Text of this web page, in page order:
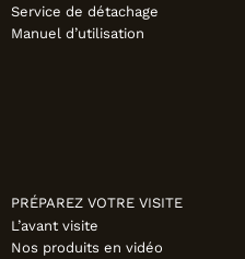
Service de détachage
Manuel d’utilisation
PRÉPAREZ VOTRE VISITE
L’avant visite
Nos produits en vidéo